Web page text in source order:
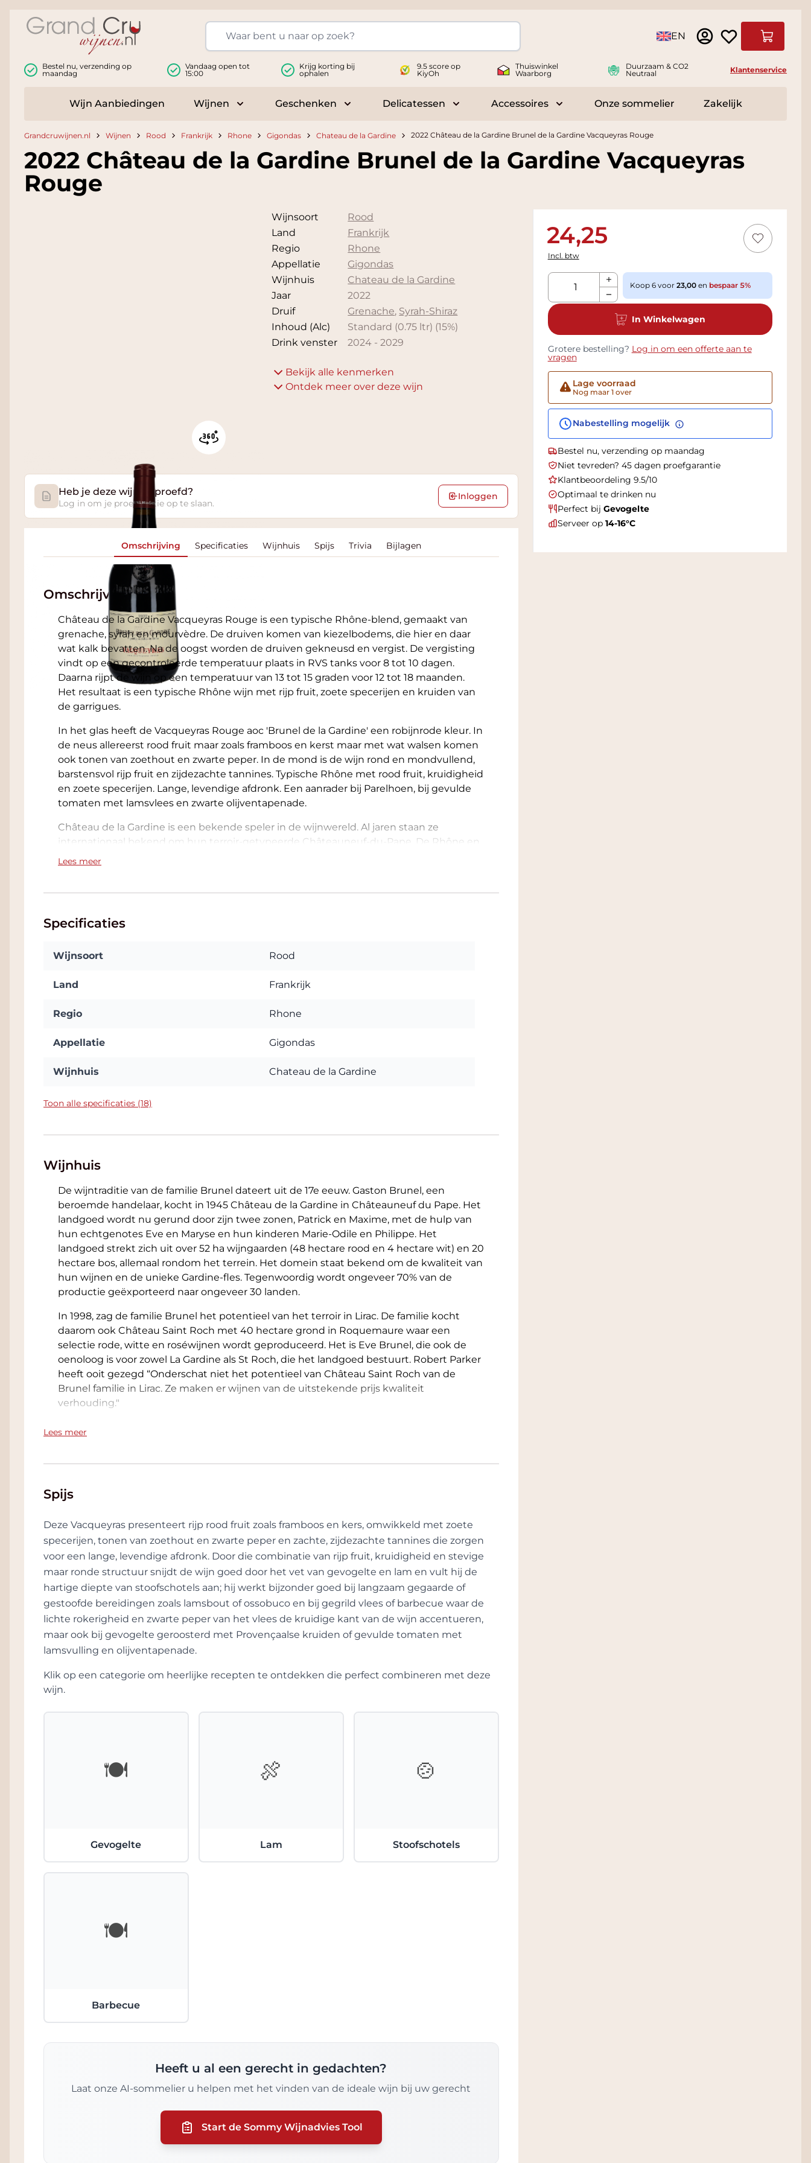
Taal EN
Bestel nu, verzending op
maandag
Vandaag open tot
15:00
Krijg korting bij
ophalen
9.5 score op
KiyOh
Thuiswinkel
Waarborg
Duurzaam & CO2
Neutraal
Klantenservice
Wijn Aanbiedingen Wijnen
Toggle submenu for Wijnen
Geschenken
Toggle submenu for Geschenken
Delicatessen
Toggle submenu for Delicatessen
Accessoires
Toggle submenu for Accessoires
Onze sommelier Zakelijk
Grandcruwijnen.nl Wijnen Rood Frankrijk Rhone Gigondas Chateau de la Gardine 2022 Château de la Gardine Brunel de la Gardine Vacqueyras Rouge
2022 Château de la Gardine Brunel de la Gardine Vacqueyras
Rouge
Wijnsoort
Rood
Land
Frankrijk
Regio
Rhone
Appellatie
Gigondas
Wijnhuis
Chateau de la Gardine
Jaar
2022
Druif
Grenache, Syrah-Shiraz
Inhoud (Alc)
Standard (0.75 ltr) (15%)
Drink venster
2024 -2029
Bekijk alle kenmerken
Ontdek meer over deze wijn
24,25
Incl. btw
Aantal
Koop 6 voor 23,00 en bespaar5%
In Winkelwagen
Grotere bestelling? Log in om een offerte aan te
vragen
Lage voorraad
Nog maar 1 over
Nabestelling mogelijk
Bestel nu, verzending op maandag
Niet tevreden? 45 dagen proefgarantie
Klantbeoordeling 9.5/10
Optimaal te drinken nu
Perfect bij Gevogelte
Serveer op 14-16°C
Heb je deze wijn geproefd?
Log in om je proefnotitie op te slaan.
Inloggen
Omschrijving Specificaties Wijnhuis Spijs Trivia Bijlagen
Omschrijving
Château de la Gardine Vacqueyras Rouge is een typische Rhône-blend, gemaakt van
grenache, syrah en mourvèdre. De druiven komen van kiezelbodems, die hier en daar
wat kalk bevatten. Na de oogst worden de druiven gekneusd en vergist. De vergisting
vindt op een gecontroleerde temperatuur plaats in RVS tanks voor 8 tot 10 dagen.
Daarna rijpt de wijn op een temperatuur van 13 tot 15 graden voor 12 tot 18 maanden.
Het resultaat is een typische Rhône wijn met rijp fruit, zoete specerijen en kruiden van
de garrigues.
In het glas heeft de Vacqueyras Rouge aoc 'Brunel de la Gardine' een robijnrode kleur. In
de neus allereerst rood fruit maar zoals framboos en kerst maar met wat walsen komen
ook tonen van zoethout en zwarte peper. In de mond is de wijn rond en mondvullend,
barstensvol rijp fruit en zijdezachte tannines. Typische Rhône met rood fruit, kruidigheid
en zoete specerijen. Lange, levendige afdronk. Een aanrader bij Parelhoen, bij gevulde
tomaten met lamsvlees en zwarte olijventapenade.
Château de la Gardine is een bekende speler in de wijnwereld. Al jaren staan ze
internationaal bekend om hun terroir-getypeerde Châteauneuf-du-Pape. De Rhône en
Hermitage wijnen voeren ze onder Brunel de la Gardine
Lees meer
Specificaties
Wijnsoort Rood
Land Frankrijk
Regio Rhone
Appellatie Gigondas
Wijnhuis Chateau de la Gardine
Toon alle specificaties (18)
Wijnhuis
De wijntraditie van de familie Brunel dateert uit de 17e eeuw. Gaston Brunel, een
beroemde handelaar, kocht in 1945 Château de la Gardine in Châteauneuf du Pape. Het
landgoed wordt nu gerund door zijn twee zonen, Patrick en Maxime, met de hulp van
hun echtgenotes Eve en Maryse en hun kinderen Marie-Odile en Philippe. Het
landgoed strekt zich uit over 52 ha wijngaarden (48 hectare rood en 4 hectare wit) en 20
hectare bos, allemaal rondom het terrein. Het domein staat bekend om de kwaliteit van
hun wijnen en de unieke Gardine-fles. Tegenwoordig wordt ongeveer 70% van de
productie geëxporteerd naar ongeveer 30 landen.
In 1998, zag de familie Brunel het potentieel van het terroir in Lirac. De familie kocht
daarom ook Château Saint Roch met 40 hectare grond in Roquemaure waar een
selectie rode, witte en roséwijnen wordt geproduceerd. Het is Eve Brunel, die ook de
oenoloog is voor zowel La Gardine als St Roch, die het landgoed bestuurt. Robert Parker
heeft ooit gezegd “Onderschat niet het potentieel van Château Saint Roch van de
Brunel familie in Lirac. Ze maken er wijnen van de uitstekende prijs kwaliteit
verhouding."
kenmerken van elk terroir. De kwaliteitsverpakking, met de speciale Gardine-fles, is de
De Gardine-fles, origineel en elegant, ontstond door spontane toeval. Toen Gaston
Brunel voor het eerst zijn kelder wilde uitbreiden en in de grond groef, vond hij een heel
oud mond geblazen flesje. De vorm beviel hem, dus besloot hij al zijn wijn in een
vergelijkbare fles te bottelen. In eerste instantie kon hij geen fabrikant in Frankrijk
vinden die deze fles kon reproduceren, zo speciaal was het. Hij liet ze maken in Italië.
Sinds 1964 worden alle wijnen van Gardine gebotteld in de unieke fles.
Lees meer
Spijs
Deze Vacqueyras presenteert rijp rood fruit zoals framboos en kers, omwikkeld met zoete
specerijen, tonen van zoethout en zwarte peper en zachte, zijdezachte tannines die zorgen
voor een lange, levendige afdronk. Door die combinatie van rijp fruit, kruidigheid en stevige
maar ronde structuur snijdt de wijn goed door het vet van gevogelte en lam en vult hij de
hartige diepte van stoofschotels aan; hij werkt bijzonder goed bij langzaam gegaarde of
gestoofde bereidingen zoals lamsbout of ossobuco en bij gegrild vlees of barbecue waar de
lichte rokerigheid en zwarte peper van het vlees de kruidige kant van de wijn accentueren,
maar ook bij gevogelte geroosterd met Provençaalse kruiden of gevulde tomaten met
lamsvulling en olijventapenade.
Klik op een categorie om heerlijke recepten te ontdekken die perfect combineren met deze
wijn.
🍽️
Gevogelte
🍖
Lam
🍲
Stoofschotels
🍽️
Barbecue
Heeft u al een gerecht in gedachten?
Laat onze AI-sommelier u helpen met het vinden van de ideale wijn bij uw gerecht
Start de Sommy Wijnadvies Tool